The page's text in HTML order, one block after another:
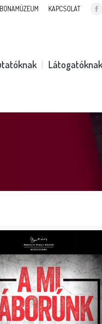
KAPCSOLAT
Látogatóknak